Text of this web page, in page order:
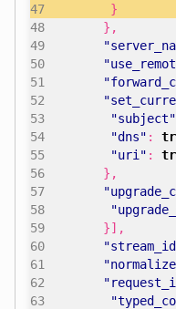
}
},
"subject"
"dns" :
"uri" :
},
}],